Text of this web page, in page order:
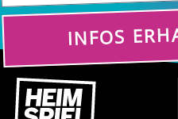
INFOS